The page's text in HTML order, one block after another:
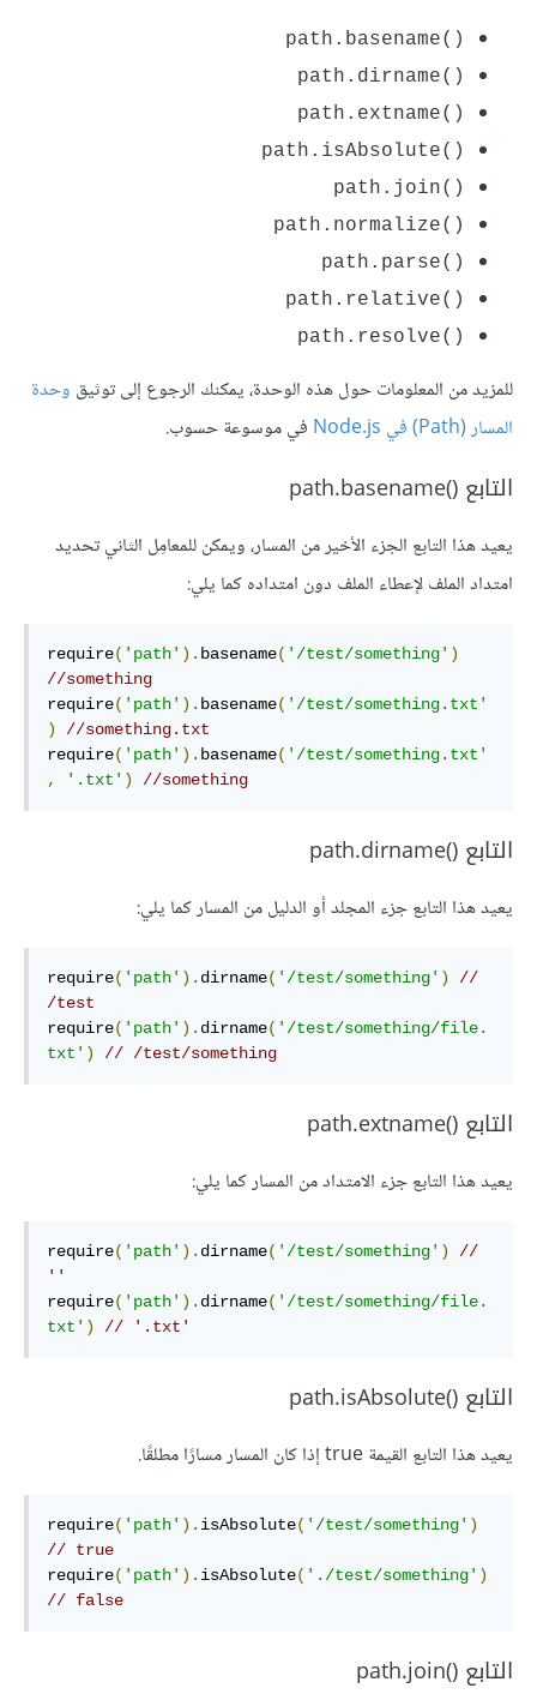
path.basename()‎
path.dirname()‎
path.extname()‎
path.isAbsolute()‎
path.join()‎
path.normalize()‎
path.parse()‎
path.relative()‎
path.resolve()‎
للمزيد من المعلومات حول هذه الوحدة، يمكنك الرجوع إلى توثيق وحدة
المسار (Path) في Node.js
في موسوعة حسوب.
التابع path.basename()‎
يعيد هذا التابع الجزء الأخير من المسار، ويمكن للمعامِل الثاني تحديد
امتداد الملف لإعطاء الملف دون امتداده كما يلي:
require( 'path' ). basename( '/test/something' )
//something
require( 'path' ). basename( '/test/something.txt'
)
//something.txt
require( 'path' ). basename( '/test/something.txt'
,
'.txt' ) //something
التابع path.dirname()‎
يعيد هذا التابع جزء المجلد أو الدليل من المسار كما يلي:
require( 'path' ). dirname( '/test/something' )
//
/test
require( 'path' ). dirname( '/test/something/file.
txt' ) // /test/something
التابع path.extname()‎
يعيد هذا التابع جزء الامتداد من المسار كما يلي:
require( 'path' ). dirname( '/test/something' )
//
''
require( 'path' ). dirname( '/test/something/file.
txt' ) // '.txt'
التابع path.isAbsolute()‎
يعيد هذا التابع القيمة true إذا كان المسار مسارًا مطلقًا.
require( 'path' ). isAbsolute( '/test/something' )
// true
require( 'path' ). isAbsolute( './test/something' )
// false
التابع path.join()‎